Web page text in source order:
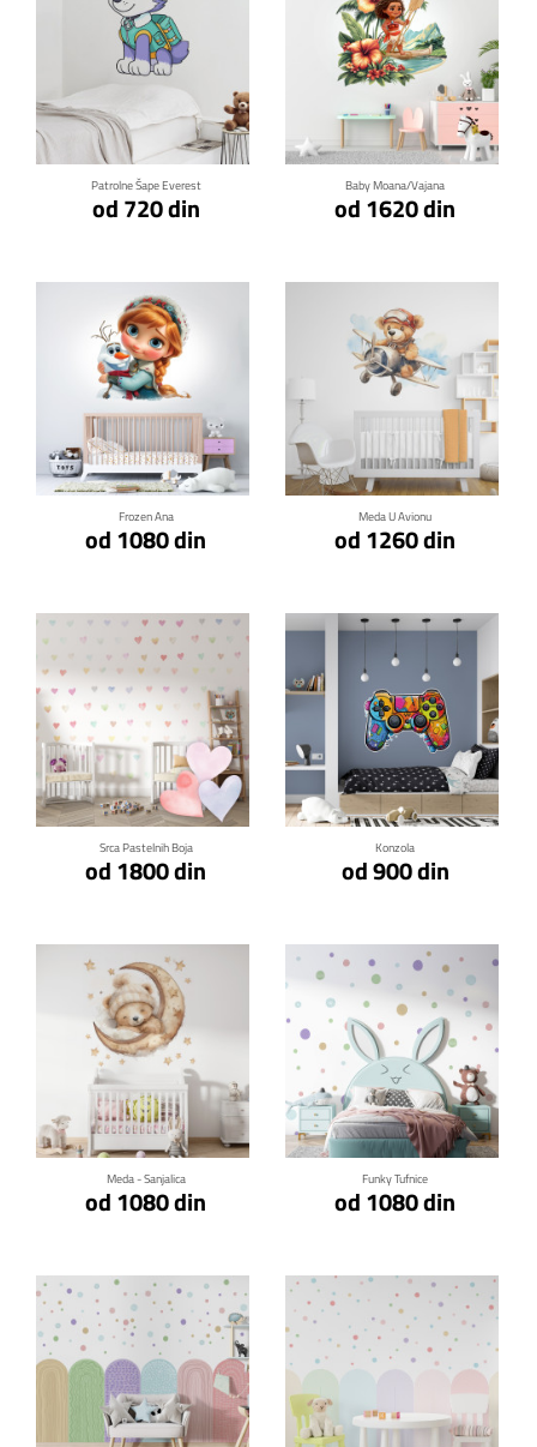
Patrolne Šape Everest
od 720 din
Baby Moana/Vajana
od 1620 din
Klikni za detalje
Frozen Ana
od 1080 din
Klikni za detalje
Meda U Avionu
od 1260 din
Klikni za detalje
Srca Pastelnih Boja
od 1800 din
Klikni za detalje
Konzola
od 900 din
Klikni za detalje
Meda - Sanjalica
od 1080 din
Klikni za detalje
Funky Tufnice
od 1080 din
Klikni za detalje
Klikni za detalje Klikni za detalje